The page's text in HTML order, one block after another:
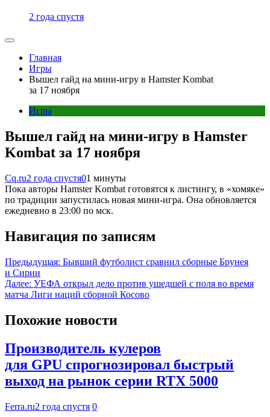
2 года спустя
Главная
Игры
Вышел гайд на мини-игру в Hamster Kombat
за 17 ноября
Игры
Вышел гайд на мини-игру в Hamster
Kombat за 17 ноября
Cq.ru2 года спустя01 минуты
Пока авторы Hamster Kombat готовятся к листингу, в «хомяке»
по традиции запустилась новая мини-игра. Она обновляется
ежедневно в 23:00 по мск.
Навигация по записям
Предыдущая: Бывший футболист сравнил сборные Брунея
и Сирии
Далее: УЕФА открыл дело против ушедшей с поля во время
матча Лиги наций сборной Косово
Похожие новости
Производитель кулеров
для GPU спрогнозировал быстрый
выход на рынок серии RTX 5000
Ferra.ru2 года спустя 0